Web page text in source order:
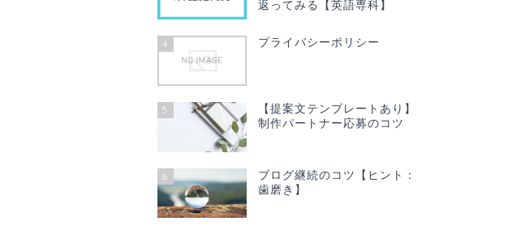
返ってみる【英語専科】
4 プライバシーポリシー
5
【提案文テンプレートあり】
制作パートナー応募のコツ
6
ブログ継続のコツ【ヒント：
歯磨き】